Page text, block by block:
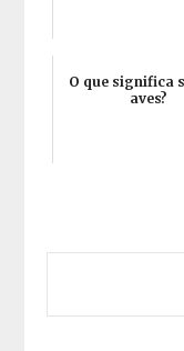
O que significa
aves?